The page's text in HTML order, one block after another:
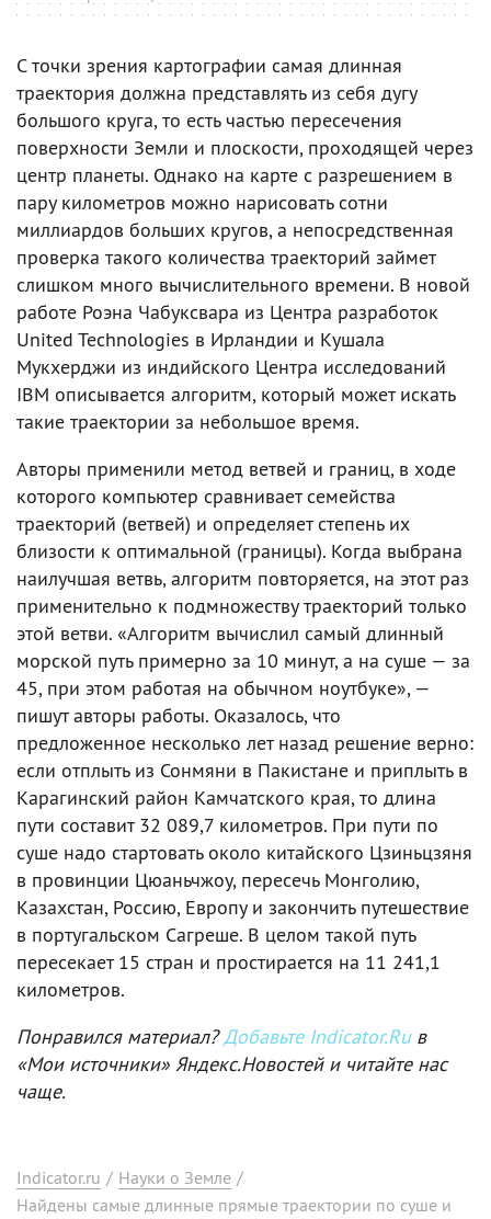
С точки зрения картографии самая длинная
траектория должна представлять из себя дугу
большого круга, то есть частью пересечения
поверхности Земли и плоскости, проходящей через
центр планеты. Однако на карте с разрешением в
пару километров можно нарисовать сотни
миллиардов больших кругов, а непосредственная
проверка такого количества траекторий займет
слишком много вычислительного времени. В новой
работе Роэна Чабуксвара из Центра разработок
United Technologies в Ирландии и Кушала
Мукхерджи из индийского Центра исследований
IBM описывается алгоритм, который может искать
такие траектории за небольшое время.
Авторы применили метод ветвей и границ, в ходе
которого компьютер сравнивает семейства
траекторий (ветвей) и определяет степень их
близости к оптимальной (границы). Когда выбрана
наилучшая ветвь, алгоритм повторяется, на этот раз
применительно к подмножеству траекторий только
этой ветви. «Алгоритм вычислил самый длинный
морской путь примерно за 10 минут, а на суше — за
45, при этом работая на обычном ноутбуке», —
пишут авторы работы. Оказалось, что
предложенное несколько лет назад решение верно:
если отплыть из Сонмяни в Пакистане и приплыть в
Карагинский район Камчатского края, то длина
пути составит 32 089,7 километров. При пути по
суше надо стартовать около китайского Цзиньцзяня
в провинции Цюаньчжоу, пересечь Монголию,
Казахстан, Россию, Европу и закончить путешествие
в португальском Сагреше. В целом такой путь
пересекает 15 стран и простирается на 11 241,1
километров.
Понравился материал?Добавьте Indicator.Ruв
«Мои источники» Яндекс.Новостей и читайте нас
чаще.
Indicator.ru / Науки о Земле /
Найдены самые длинные прямые траектории по суше и